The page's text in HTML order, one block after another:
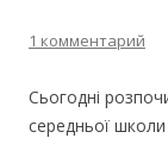
1 комментарий
Сьогодні
середньої школи